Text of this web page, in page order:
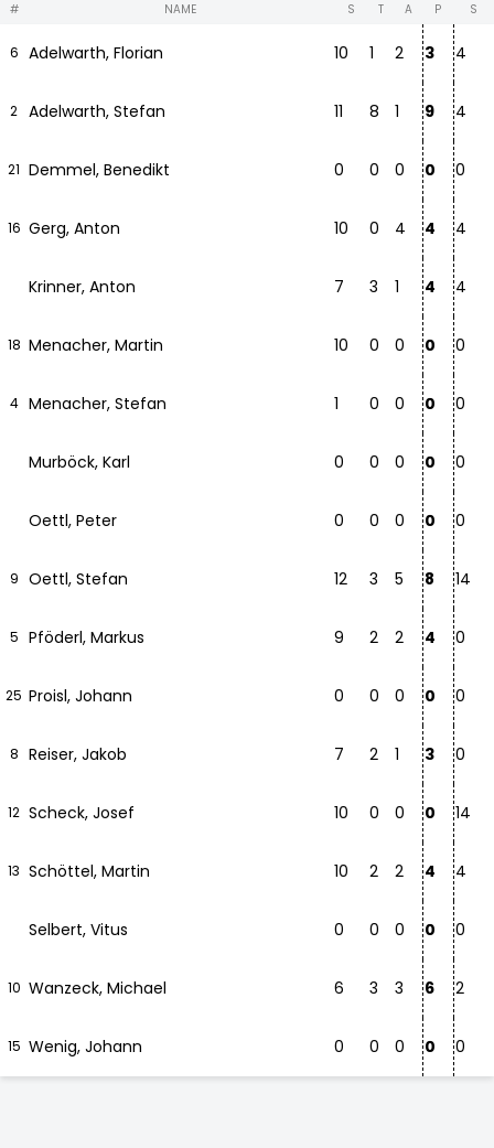
# NAME S T A P S
6 Adelwarth, Florian 10 1 2 3 4
2 Adelwarth, Stefan 11 8 1 9 4
21 Demmel, Benedikt 0 0 0 0 0
16 Gerg, Anton 10 0 4 4 4
Krinner, Anton 7 3 1 4 4
18 Menacher, Martin 10 0 0 0 0
4 Menacher, Stefan 1 0 0 0 0
Murböck, Karl 0 0 0 0 0
Oettl, Peter 0 0 0 0 0
9 Oettl, Stefan 12 3 5 8 14
5 Pföderl, Markus 9 2 2 4 0
25 Proisl, Johann 0 0 0 0 0
8 Reiser, Jakob 7 2 1 3 0
12 Scheck, Josef 10 0 0 0 14
13 Schöttel, Martin 10 2 2 4 4
Selbert, Vitus 0 0 0 0 0
10 Wanzeck, Michael 6 3 3 6 2
15 Wenig, Johann 0 0 0 0 0